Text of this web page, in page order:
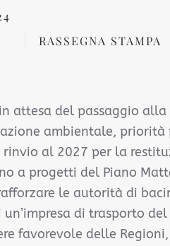
RASSEGNA STAMPA
attesa del passaggio alla
ambientale, priorità
al 2027 per la
a progetti del Piano
le autorità di
di trasporto
favorevole delle